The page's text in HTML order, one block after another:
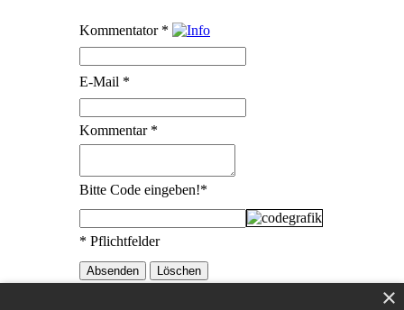
Kommentator *
E-Mail *
Kommentar *
Bitte Code eingeben!*
* Pflichtfelder
×